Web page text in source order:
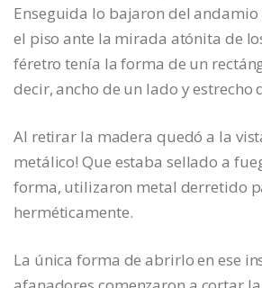
Enseguida lo bajaron del andamio
el piso ante la mirada atónita de
féretro tenía la forma de un
decir, ancho de un lado y estrecho
Al retirar la madera quedó a la
metálico! Que estaba sellado a
forma, utilizaron metal derretido
herméticamente.
La única forma de abrirlo en ese